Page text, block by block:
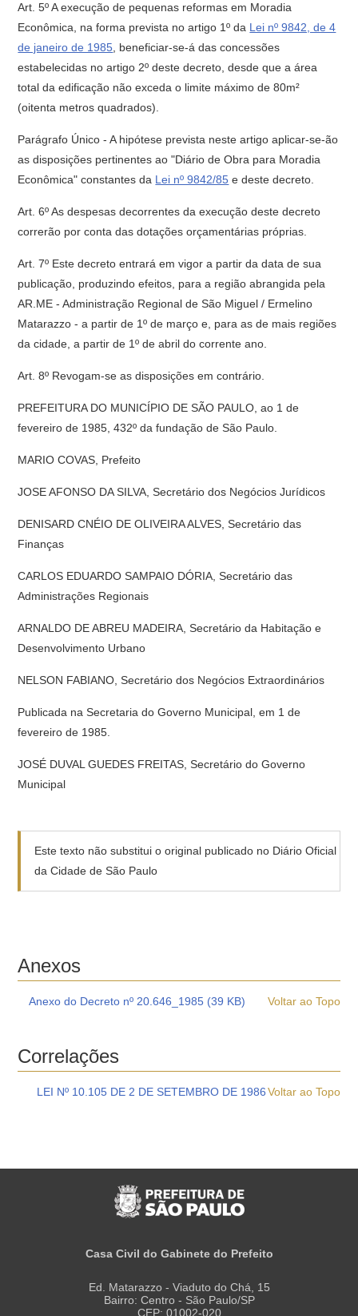
Art. 5º A execução de pequenas reformas em Moradia
Econômica, na forma prevista no artigo 1º da Lei nº 9842, de 4
de janeiro de 1985 , beneficiar-se-á das concessões
estabelecidas no artigo 2º deste decreto, desde que a área
total da edificação não exceda o limite máximo de 80m²
(oitenta metros quadrados).
Parágrafo Único - A hipótese prevista neste artigo aplicar-se-ão
as disposições pertinentes ao "Diário de Obra para Moradia
Econômica" constantes da Lei nº 9842/85 e deste decreto.
Art. 6º As despesas decorrentes da execução deste decreto
correrão por conta das dotações orçamentárias próprias.
Art. 7º Este decreto entrará em vigor a partir da data de sua
publicação, produzindo efeitos, para a região abrangida pela
AR.ME - Administração Regional de São Miguel / Ermelino
Matarazzo - a partir de 1º de março e, para as de mais regiões
da cidade, a partir de 1º de abril do corrente ano.
Art. 8º Revogam-se as disposições em contrário.
PREFEITURA DO MUNICÍPIO DE SÃO PAULO, ao 1 de
fevereiro de 1985, 432º da fundação de São Paulo.
MARIO COVAS, Prefeito
JOSE AFONSO DA SILVA, Secretário dos Negócios Jurídicos
DENISARD CNÉIO DE OLIVEIRA ALVES, Secretário das
Finanças
CARLOS EDUARDO SAMPAIO DÓRIA, Secretário das
Administrações Regionais
ARNALDO DE ABREU MADEIRA, Secretário da Habitação e
Desenvolvimento Urbano
NELSON FABIANO, Secretário dos Negócios Extraordinários
Publicada na Secretaria do Governo Municipal, em 1 de
fevereiro de 1985.
JOSÉ DUVAL GUEDES FREITAS, Secretário do Governo
Municipal
Este texto não substitui o original publicado no Diário Oficial
da Cidade de São Paulo
Anexos
Voltar ao Topo
Anexo do Decreto nº 20.646_1985 (39 KB)
Correlações
Voltar ao Topo
LEI Nº 10.105 DE 2 DE SETEMBRO DE 1986
Casa Civil do Gabinete do Prefeito
Ed. Matarazzo - Viaduto do Chá, 15
Bairro: Centro - São Paulo/SP
CEP: 01002-020